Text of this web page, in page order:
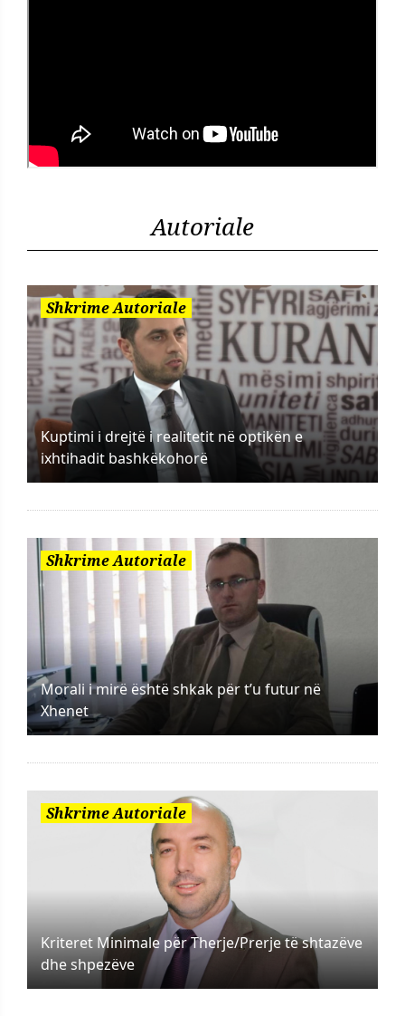
Autoriale
Shkrime Autoriale
Kuptimi i drejtë i realitetit në optikën e
ixhtihadit bashkëkohorë
Shkrime Autoriale
Morali i mirë është shkak për t’u futur në
Xhenet
Shkrime Autoriale
Kriteret Minimale për Therje/Prerje të shtazëve
dhe shpezëve